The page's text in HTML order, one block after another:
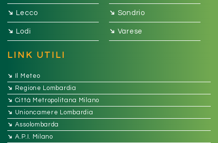
➔ Lecco ➔ Sondrio
➔ Lodi ➔ Varese
LINK UTILI
➔ Il Meteo
➔ Regione Lombardia
➔ Città Metropolitana Milano
➔ Unioncamere Lombardia
➔ Assolombarda
➔ A.P.I. Milano